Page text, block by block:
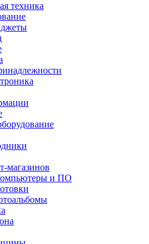
техника
магазинов
и ПО